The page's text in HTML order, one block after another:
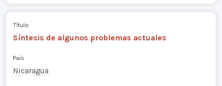
Título
Síntesis de algunos problemas actuales
País
Nicaragua